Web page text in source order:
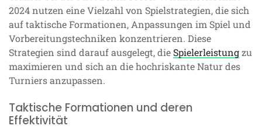
2024 nutzen eine Vielzahl von Spielstrategien, die sich
auf taktische Formationen, Anpassungen im Spiel und
Vorbereitungstechniken konzentrieren. Diese
Strategien sind darauf ausgelegt, die Spielerleistungzu
maximieren und sich an die hochriskante Natur des
Turniers anzupassen.
Taktische Formationen und deren
Effektivität